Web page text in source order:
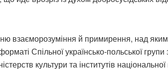
взаєморозуміння й примирення, над
Спільної українсько-польської групи
культури та інститутів національної